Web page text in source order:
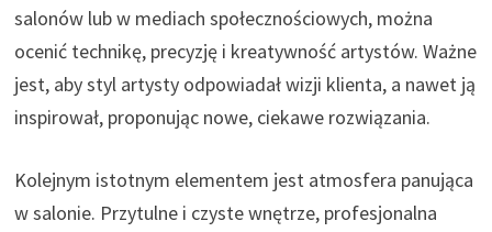
salonów lub w mediach społecznościowych, można
ocenić technikę, precyzję i kreatywność artystów. Ważne
jest, aby styl artysty odpowiadał wizji klienta, a nawet ją
inspirował, proponując nowe, ciekawe rozwiązania.
Kolejnym istotnym elementem jest atmosfera panująca
w salonie. Przytulne i czyste wnętrze, profesjonalna